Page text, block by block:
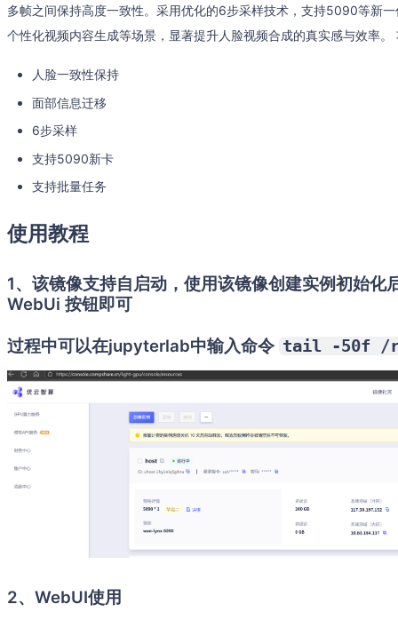
多帧之间保持高度一致性。采用优化的6步采样技术，支持5090等新
个性化视频内容生成等场景，显著提升人脸视频合成的真实感与效率。
人脸一致性保持
面部信息迁移
6步采样
支持5090新卡
支持批量任务
使用教程
1、该镜像支持自启动，使用该镜像创建实例初始化
WebUi 按钮即可
过程中可以在jupyterlab中输入命令 tail -50f /
2、WebUI使用